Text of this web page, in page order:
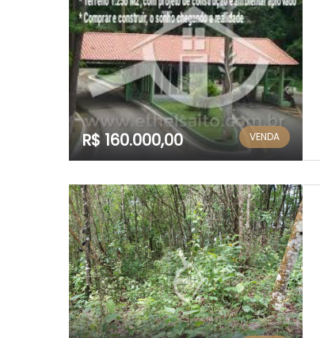
R$ 160.000,00 VENDA